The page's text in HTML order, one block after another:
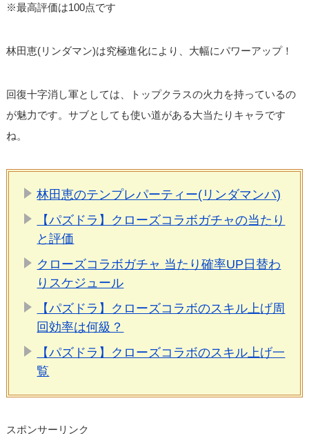
※最高評価は100点です
林田恵(リンダマン)は究極進化により、大幅にパワーアップ！
回復十字消し軍としては、トップクラスの火力を持っているの
が魅力です。サブとしても使い道がある大当たりキャラです
ね。
林田恵のテンプレパーティー(リンダマンパ)
【パズドラ】クローズコラボガチャの当たり
と評価
クローズコラボガチャ 当たり確率UP日替わ
りスケジュール
【パズドラ】クローズコラボのスキル上げ周
回効率は何級？
【パズドラ】クローズコラボのスキル上げ一
覧
スポンサーリンク